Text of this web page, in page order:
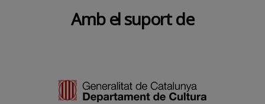
Amb el suport de